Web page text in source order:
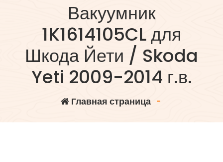
Вакуумник
1K1614105CL для
Шкода Йети / Skoda
Yeti 2009-2014 г.в.
Главная страница-